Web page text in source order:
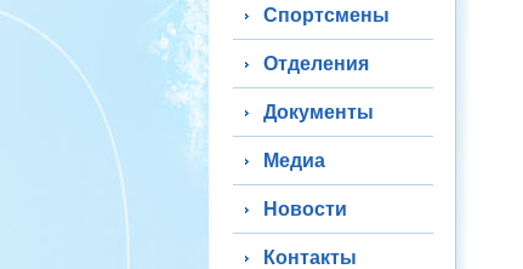
Спортсмены
Отделения
Документы
Медиа
Новости
Контакты